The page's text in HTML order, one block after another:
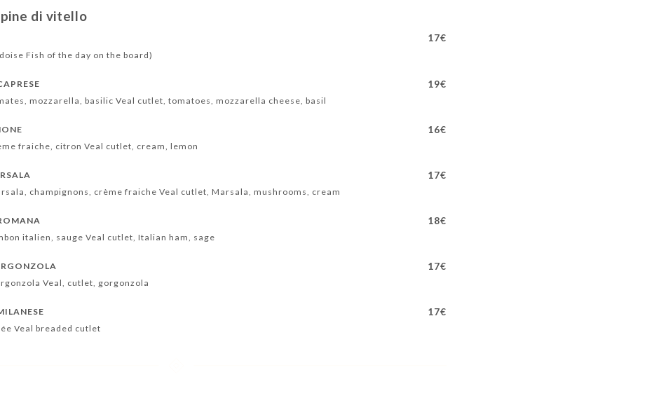
di vitello
17€
Fish of the day on the board)
19€
mozzarella, basilic Veal cutlet, tomatoes, mozzarella cheese, basil
16€
fraiche, citron Veal cutlet, cream, lemon
17€
champignons, crème fraiche Veal cutlet, Marsala, mushrooms, cream
18€
italien, sauge Veal cutlet, Italian ham, sage
17€
Veal, cutlet, gorgonzola
17€
Veal breaded cutlet